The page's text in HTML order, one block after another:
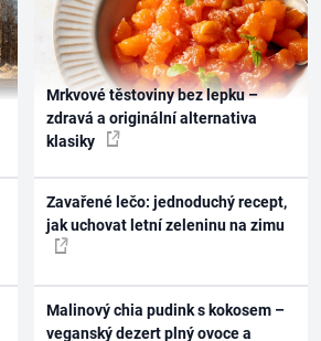
Mrkvové těstoviny bez lepku –
zdravá a originální alternativa
klasiky
Zavařené lečo: jednoduchý recept,
jak uchovat letní zeleninu na zimu
Malinový chia pudink s kokosem –
veganský dezert plný ovoce a